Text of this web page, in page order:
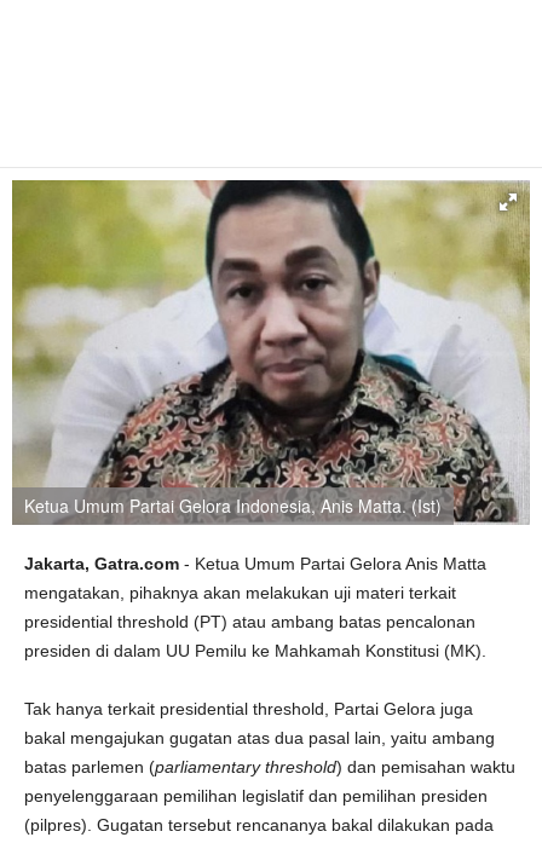
Ketua Umum Partai Gelora Indonesia, Anis Matta. (Ist)
Jakarta, Gatra.com - Ketua Umum Partai Gelora Anis Matta
mengatakan, pihaknya akan melakukan uji materi terkait
presidential threshold (PT) atau ambang batas pencalonan
presiden di dalam UU Pemilu ke Mahkamah Konstitusi (MK).
Tak hanya terkait presidential threshold, Partai Gelora juga
bakal mengajukan gugatan atas dua pasal lain, yaitu ambang
batas parlemen (parliamentary threshold) dan pemisahan waktu
penyelenggaraan pemilihan legislatif dan pemilihan presiden
(pilpres). Gugatan tersebut rencananya bakal dilakukan pada